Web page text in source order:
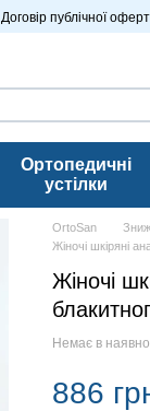
Договір публічної
Ортопедичні
устілки
OrtoSan
Жіночі шкіряні
Жіночі
Немає в
886